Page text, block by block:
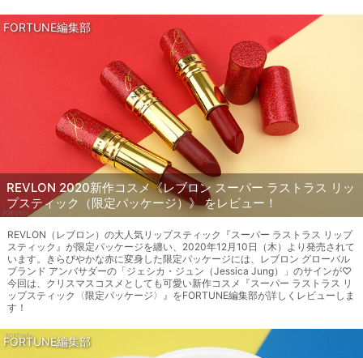
FORTUNE編集部
REVLON 2020新作コスメ《レブロン スーパー ラストラス リッ
プスティック（限定パッケージ）》 をレビュー！
REVLON（レブロン）の大人気リップスティック『スーパー ラストラス リップ
スティック』が限定パッケージを纏い、2020年12月10日（木）より発売されて
います。きらびやかな赤に変身した限定パッケージには、レブロン グローバル
ブランド アンバサダーの「ジェシカ・ジュン（Jessica Jung）」のサインが♡
今回は、クリスマスコスメとしても可愛い新作コスメ『スーパー ラストラス リ
ップスティック〈限定パッケージ〉』をFORTUNE編集部が詳しくレビューしま
す！
FORTUNE編集部